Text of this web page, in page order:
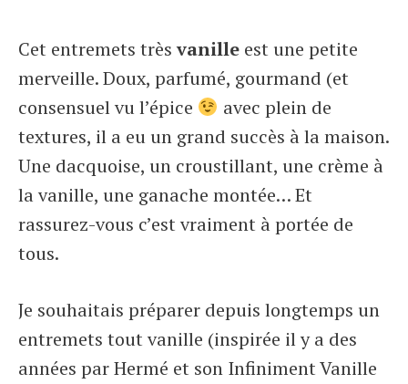
Cet entremets trèsvanille est une petite
merveille. Doux, parfumé, gourmand (et
consensuel vu l’épice
avec plein de
textures, il a eu un grand succès à la maison.
Une dacquoise, un croustillant, une crème à
la vanille, une ganache montée… Et
rassurez-vous c’est vraiment à portée de
tous.
Je souhaitais préparer depuis longtemps un
entremets tout vanille (inspirée il y a des
années par Hermé et son Infiniment Vanille